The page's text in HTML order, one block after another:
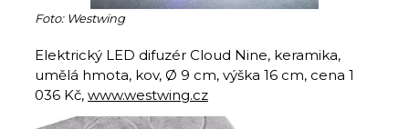
Foto: Westwing
Elektrický LED difuzér Cloud Nine, keramika,
umělá hmota, kov, Ø 9 cm, výška 16 cm, cena 1
036 Kč, www.westwing.cz